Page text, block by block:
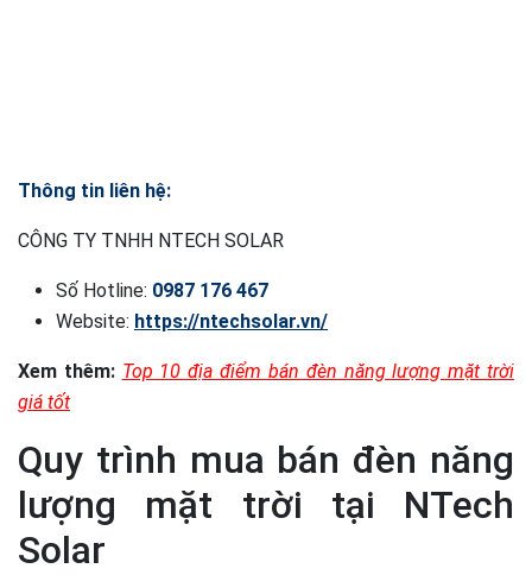
Thông tin liên hệ:
CÔNG TY TNHH NTECH SOLAR
Số Hotline: 0987 176 467
Website: https://ntechsolar.vn/
Xem thêm: Top 10 địa điểm bán đèn năng lượng mặt trời
giá tốt
Quy trình mua bán đèn năng
lượng mặt trời tại NTech
Solar